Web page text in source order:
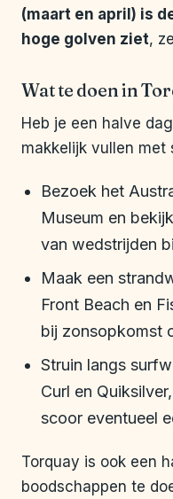
(maart en april) is
hoge golven ziet,
Wat te doen in
Heb je een halve
makkelijk vullen met
Bezoek het
Museum en
van wedstrijden
Maak een
Front Beach en
bij zonsopkomst
Struin langs
Curl en
scoor eventueel
Torquay is ook een
boodschappen te